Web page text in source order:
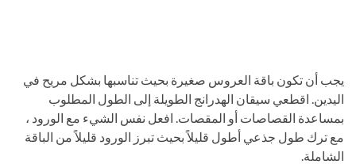
يجب أن تكون باقة العروس صغيرة بحيث تناسبها بشكل مريح في
اليدين. اقطعي سيقان الهدرانج الطويلة إلى الطول المطلوب
بمساعدة القصاصات أو المقصات. افعل نفس الشيء مع الورود ،
مع ترك طول جذعي أطول قليلاً بحيث تبرز الورود قليلاً من الباقة
الشاملة.